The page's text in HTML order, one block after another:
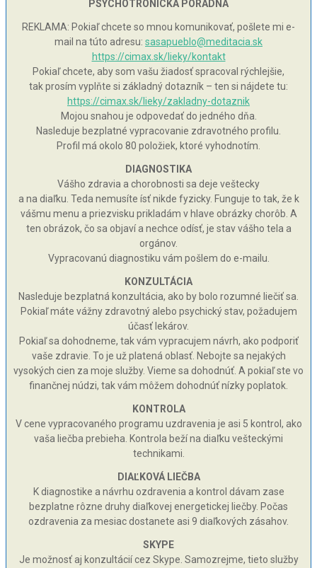
PSYCHOTRONICKÁ PORADNA
REKLAMA: Pokiaľ chcete so mnou komunikovať, pošlete mi e-
mail na túto adresu: sasapueblo@meditacia.sk
https://cimax.sk/lieky/kontakt
Pokiaľ chcete, aby som vašu žiadosť spracoval rýchlejšie,
tak prosím vyplňte si základný dotazník – ten si nájdete tu:
https://cimax.sk/lieky/zakladny-dotaznik
Mojou snahou je odpovedať do jedného dňa.
Nasleduje bezplatné vypracovanie zdravotného profilu.
Profil má okolo 80 položiek, ktoré vyhodnotím.
DIAGNOSTIKA
Vášho zdravia a chorobnosti sa deje veštecky
a na diaľku. Teda nemusíte ísť nikde fyzicky. Funguje to tak, že k
vášmu menu a priezvisku prikladám v hlave obrázky chorôb. A
ten obrázok, čo sa objaví a nechce odísť, je stav vášho tela a
orgánov.
Vypracovanú diagnostiku vám pošlem do e-mailu.
KONZULTÁCIA
Nasleduje bezplatná konzultácia, ako by bolo rozumné liečiť sa.
Pokiaľ máte vážny zdravotný alebo psychický stav, požadujem
účasť lekárov.
Pokiaľ sa dohodneme, tak vám vypracujem návrh, ako podporiť
vaše zdravie. To je už platená oblasť. Nebojte sa nejakých
vysokých cien za moje služby. Vieme sa dohodnúť. A pokiaľ ste vo
finančnej núdzi, tak vám môžem dohodnúť nízky poplatok.
KONTROLA
V cene vypracovaného programu uzdravenia je asi 5 kontrol, ako
vaša liečba prebieha. Kontrola beží na diaľku vešteckými
technikami.
DIAĽKOVÁ LIEČBA
K diagnostike a návrhu ozdravenia a kontrol dávam zase
bezplatne rôzne druhy diaľkovej energetickej liečby. Počas
ozdravenia za mesiac dostanete asi 9 diaľkových zásahov.
SKYPE
Je možnosť aj konzultácií cez Skype. Samozrejme, tieto služby